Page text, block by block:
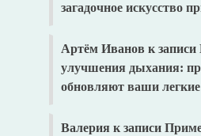
загадочное искусство
Артём Иванов к записи
улучшения дыхания:
обновляют ваши легкие
Валерия к записи